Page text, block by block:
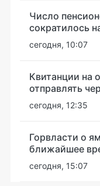
Число
сократилось
сегодня, 10:07
Квитанции на
отправлять
сегодня, 12:35
Горвласти о
ближайшее
сегодня, 15:07